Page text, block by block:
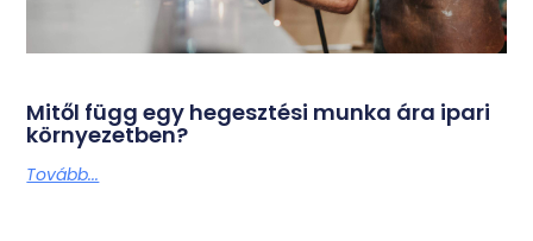
Mitől függ egy hegesztési munka ára ipari
környezetben?
Tovább...